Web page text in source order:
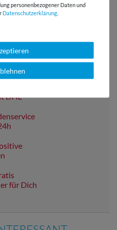
DHL
für Dich
personenbezogener Daten und
Daten­schutz­erklärung